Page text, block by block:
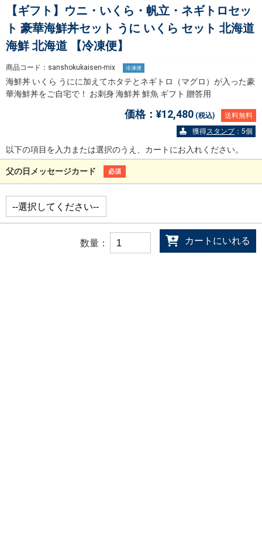
【ギフト】ウニ・いくら・帆立・ネギトロセッ
ト 豪華海鮮丼セット うに いくら セット 北海道
海鮮 北海道 【冷凍便】
商品コード：sanshokukaisen-mix 冷凍便
海鮮丼 いくら うにに加えてホタテとネギトロ（マグロ）が入った豪
華海鮮丼をご自宅で！ お刺身 海鮮丼 鮮魚 ギフト 贈答用
価格： ¥12,480 (税込)
送料無料
獲得スタンプ：5個
以下の項目を入力または選択のうえ、カートにお入れください。
父の日メッセージカード 必須
数量： カートにいれる